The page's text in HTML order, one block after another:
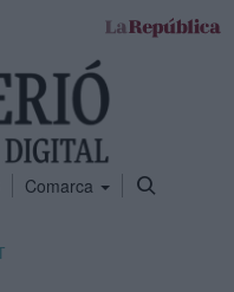
Comarca